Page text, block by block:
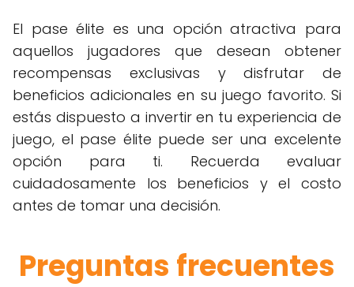
El pase élite es una opción atractiva para
aquellos jugadores que desean obtener
recompensas exclusivas y disfrutar de
beneficios adicionales en su juego favorito. Si
estás dispuesto a invertir en tu experiencia de
juego, el pase élite puede ser una excelente
opción para ti. Recuerda evaluar
cuidadosamente los beneficios y el costo
antes de tomar una decisión.
Preguntas frecuentes